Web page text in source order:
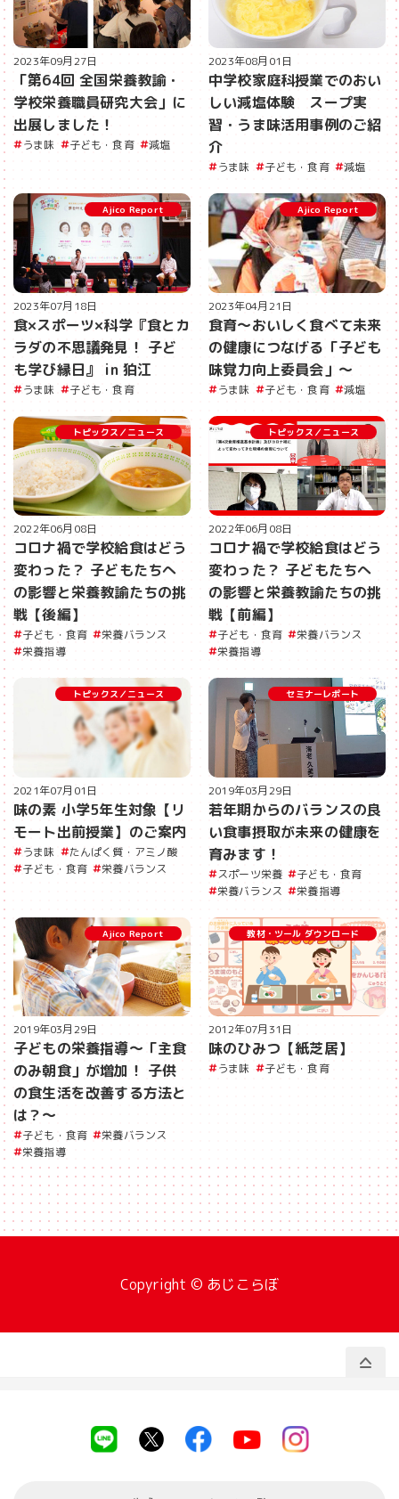
2023年09月27日
「第64回 全国栄養教諭・
学校栄養職員研究大会」に
出展しました！
うま味 子ども・食育 減塩
2023年08月01日
中学校家庭科授業でのおい
しい減塩体験 スープ実
習・うま味活用事例のご紹
介
うま味 子ども・食育 減塩
Ajico Report
2023年07月18日
食×スポーツ×科学『食とカ
ラダの不思議発見！ 子ど
も学び縁日』 in 狛江
うま味 子ども・食育
Ajico Report
2023年04月21日
食育〜おいしく食べて未来
の健康につなげる「子ども
味覚力向上委員会」〜
うま味 子ども・食育 減塩
トピックス／ニュース
2022年06月08日
コロナ禍で学校給食はどう
変わった？ 子どもたちへ
の影響と栄養教諭たちの挑
戦【後編】
子ども・食育
栄養バランス
栄養指導
トピックス／ニュース
2022年06月08日
コロナ禍で学校給食はどう
変わった？ 子どもたちへ
の影響と栄養教諭たちの挑
戦【前編】
子ども・食育
栄養バランス
栄養指導
トピックス／ニュース
2021年07月01日
味の素 小学5年生対象【リ
モート出前授業】のご案内
うま味
たんぱく質・アミノ酸
子ども・食育
栄養バランス
セミナーレポート
2019年03月29日
若年期からのバランスの良
い食事摂取が未来の健康を
育みます！
スポーツ栄養
子ども・食育
栄養バランス
栄養指導
Ajico Report
2019年03月29日
子どもの栄養指導〜「主食
のみ朝食」が増加！ 子供
の食生活を改善する方法と
は？〜
子ども・食育
栄養バランス
栄養指導
教材・ツール ダウンロード
2012年07月31日
味のひみつ【紙芝居】
うま味 子ども・食育
Copyright © あじこらぼ